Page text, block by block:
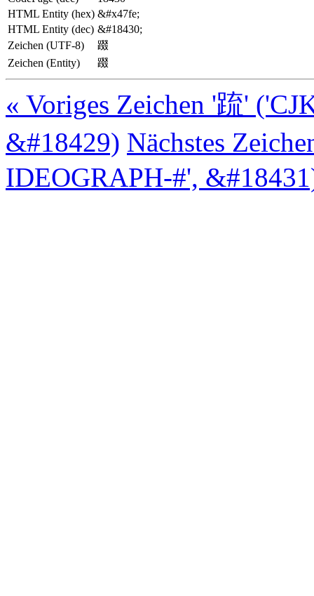
HTML Entity (hex) &#x47fe;
HTML Entity (dec) &#18430;
Zeichen (UTF-8)
䟾
Zeichen (Entity)
䟾
« Voriges Zeichen '䟽'
&#18429) Nächstes
IDEOGRAPH-#',